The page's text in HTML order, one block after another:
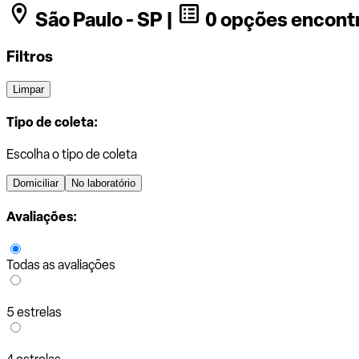
São Paulo - SP | 0 opções
Filtros
Limpar
Tipo de coleta:
Escolha o tipo de coleta
Domiciliar No laboratório
Avaliações:
Todas as avaliações
5 estrelas